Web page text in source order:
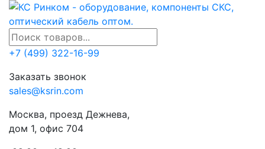
+7 (499) 322-16-99
Заказать звонок
sales@ksrin.com
Москва, проезд Дежнева,
дом 1, офис 704